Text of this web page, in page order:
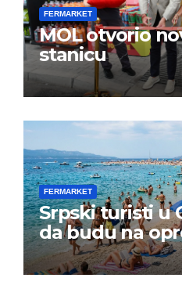
FERMARKET
MOL otvorio
stanicu
FERMARKET
Srpski turisti u
da budu na